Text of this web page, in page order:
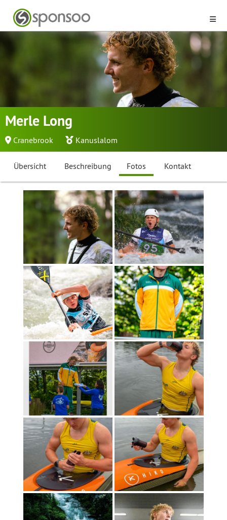
Merle Long
Cranebrook Kanuslalom
Übersicht Beschreibung Fotos Kontakt